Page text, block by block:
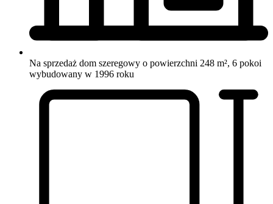
Na sprzedaż dom szeregowy o powierzchni 248 m², 6 pokoi
wybudowany w 1996 roku